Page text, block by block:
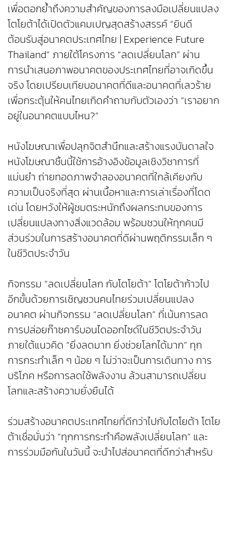
เพื่อตอกย้ำถึงความสำคัญของการลงมือเปลี่ยนแปลง
โตโยต้าได้เปิดตัวแคมเปญสุดสร้างสรรค์ “ยินดี
ต้อนรับสู่อนาคตประเทศไทย | Experience Future
Thailand” ภายใต้โครงการ “ลดเปลี่ยนโลก” ผ่าน
การนำเสนอภาพอนาคตของประเทศไทยที่อาจเกิดขึ้น
จริง โดยเปรียบเทียบอนาคตที่ดีและอนาคตที่เลวร้าย
เพื่อกระตุ้นให้คนไทยเกิดคำถามกับตัวเองว่า “เราอยาก
อยู่ในอนาคตแบบไหน?”
หนังโฆษณาเพื่อปลุกจิตสำนึกและสร้างแรงบันดาลใจ
หนังโฆษณาชิ้นนี้ใช้การอ้างอิงข้อมูลเชิงวิชาการที่
แม่นยำ ถ่ายทอดภาพจำลองอนาคตที่ใกล้เคียงกับ
ความเป็นจริงที่สุด ผ่านเนื้อหาและการเล่าเรื่องที่โดด
เด่น โดยหวังให้ผู้ชมตระหนักถึงผลกระทบของการ
เปลี่ยนแปลงทางสิ่งแวดล้อม พร้อมชวนให้ทุกคนมี
ส่วนร่วมในการสร้างอนาคตที่ดีผ่านพฤติกรรมเล็ก ๆ
ในชีวิตประจำวัน
กิจกรรม “ลดเปลี่ยนโลก กับโตโยต้า” โตโยต้าก้าวไป
อีกขั้นด้วยการเชิญชวนคนไทยร่วมเปลี่ยนแปลง
อนาคต ผ่านกิจกรรม “ลดเปลี่ยนโลก” ที่เน้นการลด
การปล่อยก๊าซคาร์บอนไดออกไซด์ในชีวิตประจำวัน
ภายใต้แนวคิด “ยิ่งลดมาก ยิ่งช่วยโลกได้มาก” ทุก
การกระทำเล็ก ๆ น้อย ๆ ไม่ว่าจะเป็นการเดินทาง การ
บริโภค หรือการลดใช้พลังงาน ล้วนสามารถเปลี่ยน
โลกและสร้างความยั่งยืนได้
ร่วมสร้างอนาคตประเทศไทยที่ดีกว่าไปกับโตโยต้า โตโย
ต้าเชื่อมั่นว่า “ทุกการกระทำคือพลังเปลี่ยนโลก” และ
การร่วมมือกันในวันนี้ จะนำไปสู่อนาคตที่ดีกว่าสำหรับ